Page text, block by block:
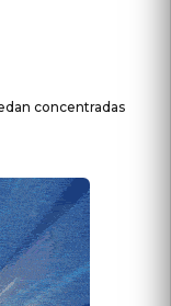
concentradas